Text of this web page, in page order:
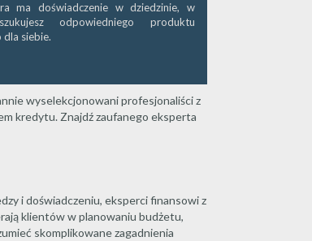
ma doświadczenie w dziedzinie, w
odpowiedniego produktu
dla siebie.
wyselekcjonowani profesjonaliści z
kredytu. Znajdź zaufanego eksperta
i doświadczeniu, eksperci finansowi z
klientów w planowaniu budżetu,
skomplikowane zagadnienia